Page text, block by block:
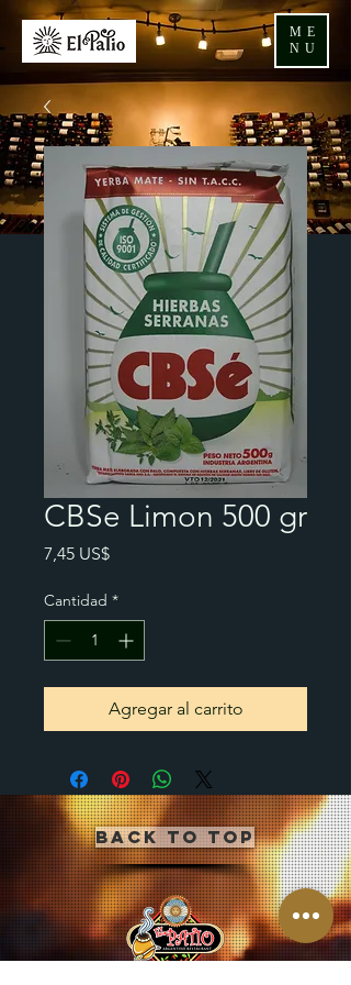
ME
NU
CBSe Limon 500 gr
7,45 US$Precio
Cantidad *
Agregar al carrito
Back to Top